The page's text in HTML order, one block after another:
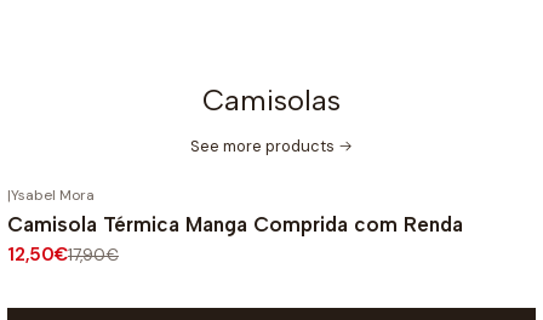
Camisolas
See more products
|Ysabel Mora
Camisola Térmica Manga Comprida com Renda
12,50€17,90€